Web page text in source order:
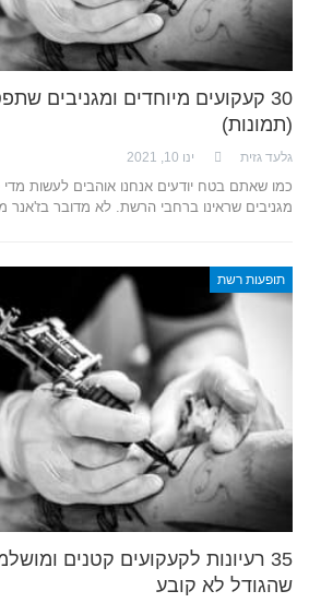
30 קעקועים מיוחדים ומגניבים
(תמונות)
גלעד גזית ינו 10, 2021
כמו שאתם בטח יודעים אנחנו אוהבים לעשות
מגניבים שראינו ברחבי הרשת. לא מדובר בז'אנר
תופעות רשת
35 רעיונות לקעקועים קטנים
שהגודל לא קובע